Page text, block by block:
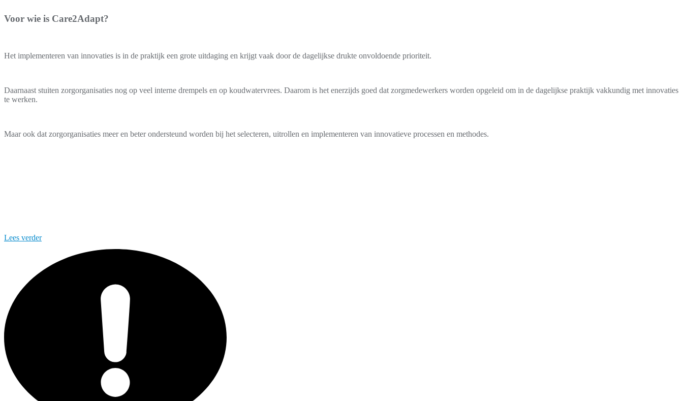
Voor wie is Care2Adapt?
Het implementeren van innovaties is in de praktijk een grote uitdaging en krijgt vaak door de dagelijkse drukte onvoldoende prioriteit.
Daarnaast stuiten zorgorganisaties nog op veel interne drempels en op koudwatervrees. Daarom is het enerzijds goed dat zorgmedewerkers worden opgeleid om in de dagelijkse praktijk vakkundig met innovaties
te werken.
Maar ook dat zorgorganisaties meer en beter ondersteund worden bij het selecteren, uitrollen en implementeren van innovatieve processen en methodes.
Lees verder